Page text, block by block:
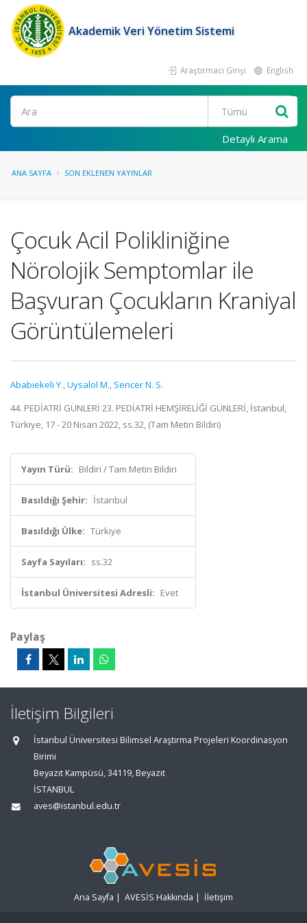
Akademik Veri Yönetim Sistemi
Araştırmacı Girişi English
Ara
Detaylı Arama
ANA SAYFA SON EKLENEN YAYINLAR
Çocuk Acil Polikliniğine
Nörolojik Semptomlar ile
Başvuran Çocukların Kraniyal
Görüntülemeleri
Ababiekeli Y.,Uysalol M., Sencer N. S.
44. PEDİATRİ GÜNLERİ 23. PEDİATRİ HEMŞİRELİĞİ GÜNLERİ, İstanbul,
Türkiye, 17 - 20 Nisan 2022, ss.32, (Tam Metin Bildiri)
Yayın Türü: Bildiri / Tam Metin Bildiri
Basıldığı Şehir: İstanbul
Basıldığı Ülke: Türkiye
Sayfa Sayıları: ss.32
İstanbul Üniversitesi Adresli: Evet
Paylaş
İletişim Bilgileri
İstanbul Üniversitesi Bilimsel Araştırma Projeleri Koordinasyon
Birimi
Beyazıt Kampüsü, 34119, Beyazıt
İSTANBUL
aves@istanbul.edu.tr
Ana Sayfa | AVESİS Hakkında | İletişim